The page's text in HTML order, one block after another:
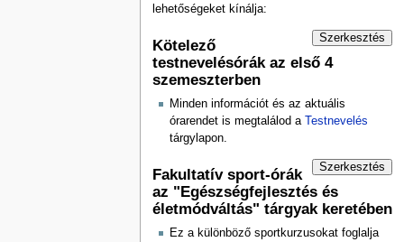
lehetőségeket kínálja:
Szerkesztés
Kötelező
testnevelésórák az első 4
szemeszterben
Minden információt és az aktuális
órarendet is megtalálod a
Testnevelés
tárgylapon.
Szerkesztés
Fakultatív sport-órák
az "Egészségfejlesztés és
életmódváltás" tárgyak keretében
Ez a különböző sportkurzusokat foglalja